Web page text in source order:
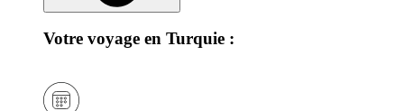
Votre voyage en Turquie :